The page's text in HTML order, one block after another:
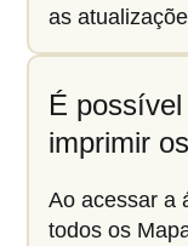
as
É
imprimir
Ao acessar a
todos os